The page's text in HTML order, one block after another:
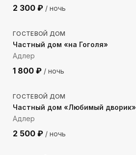
2 300 ₽ / ночь
635м до моря
ГОСТЕВОЙ ДОМ
Частный дом «на Гоголя»
Адлер
1 800 ₽ / ночь
381м до моря
ГОСТЕВОЙ ДОМ
Частный дом «Любимый дворик»
Адлер
2 500 ₽ / ночь
565м до моря